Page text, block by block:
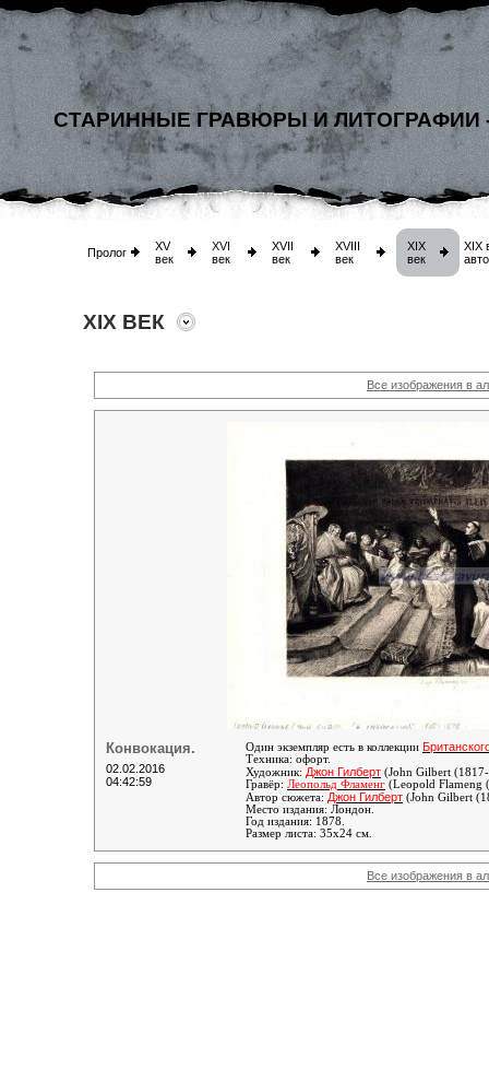
СТАРИННЫЕ ГРАВЮРЫ И ЛИТОГРАФИИ
Пролог
XV
век
XVI
век
XVII
век
XVIII
век
XIX
век
XIX
XIX ВЕК
Все изображения в
Конвокация.
02.02.2016
04:42:59
Один экземпляр есть в коллекции
Техника: офорт.
Художник: Джон Гилберт (John Gilbert
Гравёр: Леопольд Фламенг (Leopold Flameng
Автор сюжета: Джон Гилберт (John Gilbert
Место издания: Лондон.
Год издания: 1878.
Размер листа: 35х24 см.
Все изображения в